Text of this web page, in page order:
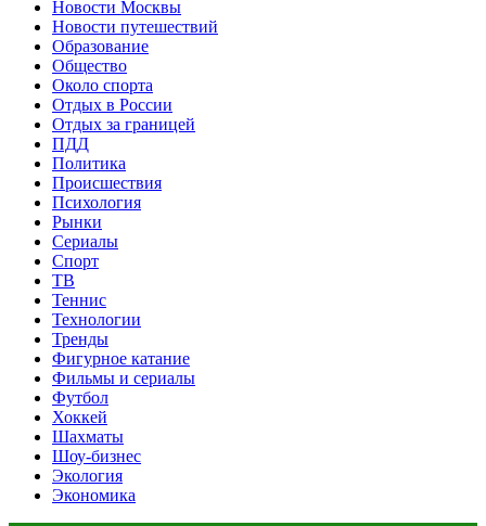
Новости Москвы
Новости путешествий
Образование
Общество
Около спорта
Отдых в России
Отдых за границей
ПДД
Политика
Происшествия
Психология
Рынки
Сериалы
Спорт
ТВ
Теннис
Технологии
Тренды
Фигурное катание
Фильмы и сериалы
Футбол
Хоккей
Шахматы
Шоу-бизнес
Экология
Экономика